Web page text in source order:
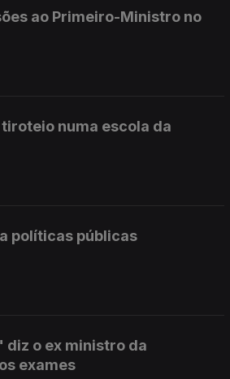
ao Primeiro-Ministro no
numa escola da
políticas públicas
o ex ministro da
exames